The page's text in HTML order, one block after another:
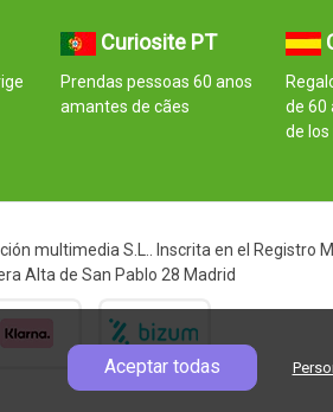
Curiosite PT
Prendas pessoas 60 anos
amantes de cães
de 60
de
multimedia S.L.. Inscrita en el Registro
Alta de San Pablo 28 Madrid
Aceptar todas